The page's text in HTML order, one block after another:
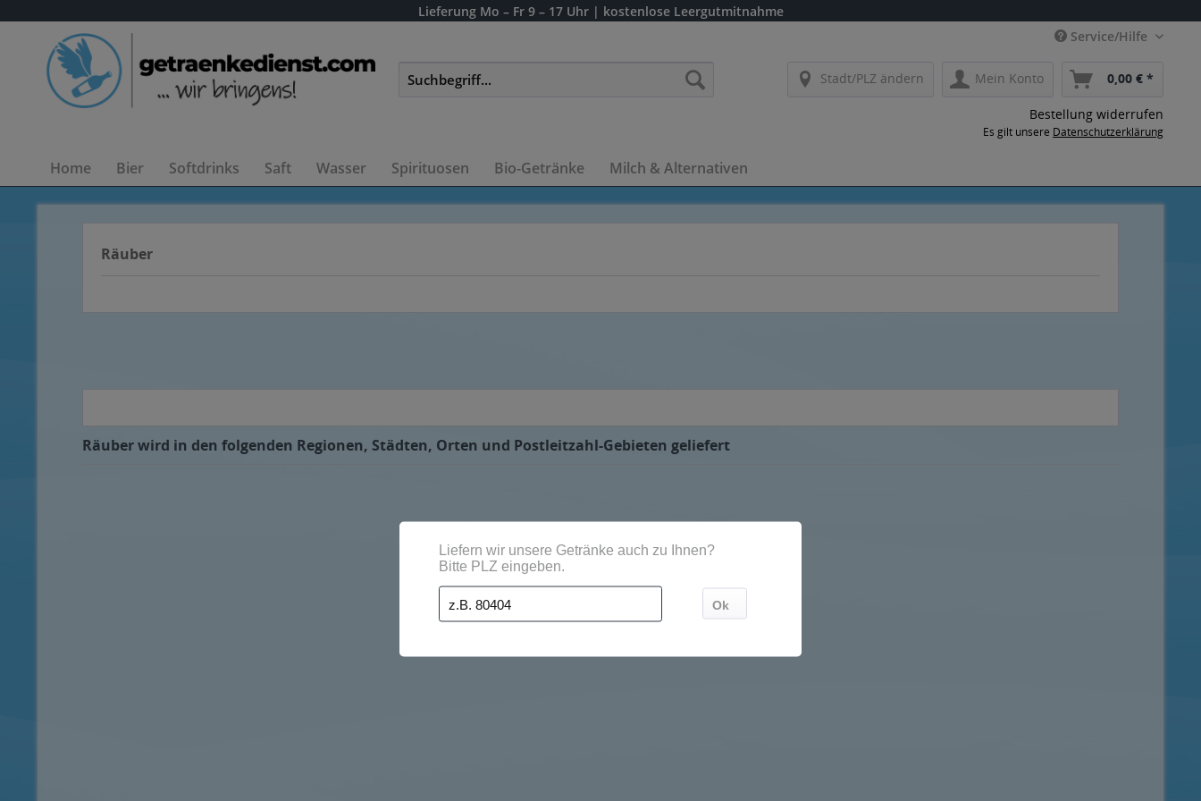
Lieferung Mo – Fr 9 – 17 Uhr | kostenlose Leergutmitnahme
Service/Hilfe
Stadt/PLZ ändern Mein Konto 0,00 € *
Bestellung widerrufen
Es gilt unsere Datenschutzerklärung
Home Bier Softdrinks Saft Wasser Spirituosen Bio-Getränke Milch & Alternativen
Räuber
Räuber wird in den folgenden Regionen, Städten, Orten und Postleitzahl-Gebieten geliefert